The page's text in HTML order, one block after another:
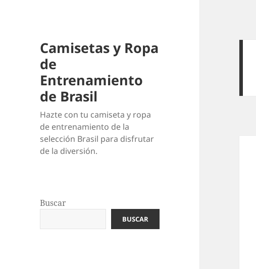
Camisetas y Ropa
de
Entrenamiento
de Brasil
Hazte con tu camiseta y ropa
de entrenamiento de la
selección Brasil para disfrutar
de la diversión.
Buscar
BUSCAR